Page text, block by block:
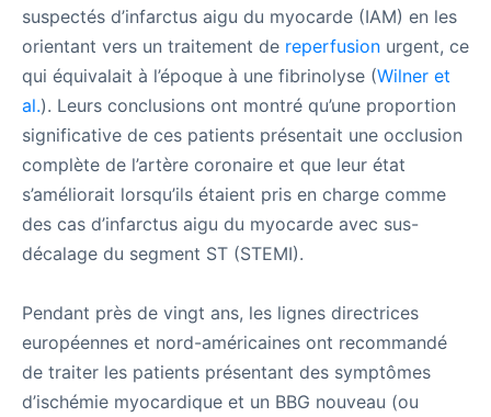
suspectés d’infarctus aigu du myocarde (IAM) en les
orientant vers un traitement de reperfusion urgent, ce
qui équivalait à l’époque à une fibrinolyse (Wilner et
al.). Leurs conclusions ont montré qu’une proportion
significative de ces patients présentait une occlusion
complète de l’artère coronaire et que leur état
s’améliorait lorsqu’ils étaient pris en charge comme
des cas d’infarctus aigu du myocarde avec sus-
décalage du segment ST (STEMI).
Pendant près de vingt ans, les lignes directrices
européennes et nord-américaines ont recommandé
de traiter les patients présentant des symptômes
d’ischémie myocardique et un BBG nouveau (ou